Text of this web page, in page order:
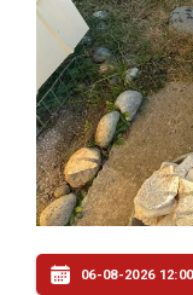
06-08-2026 12:00